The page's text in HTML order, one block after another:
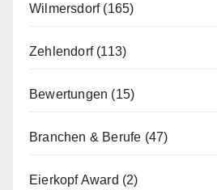
Wilmersdorf(165)
Zehlendorf(113)
Bewertungen (15)
Branchen & Berufe (47)
Eierkopf Award (2)